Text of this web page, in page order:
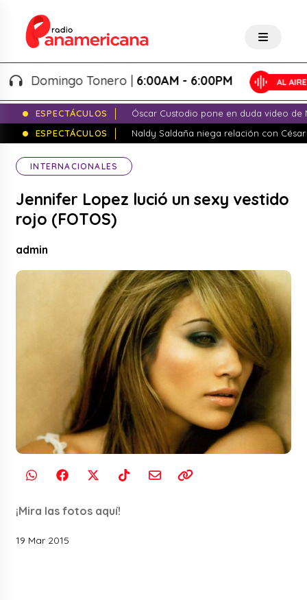
Domingo Tonero |6:00AM - 6:00PM
ESPECTÁCULOS
Óscar Custodio pone en duda video de
ESPECTÁCULOS
Naldy Saldaña niega relación con
INTERNACIONALES
Jennifer Lopez lució un sexy vestido
rojo (FOTOS)
admin
¡Mira las fotos aquí!
19 Mar 2015